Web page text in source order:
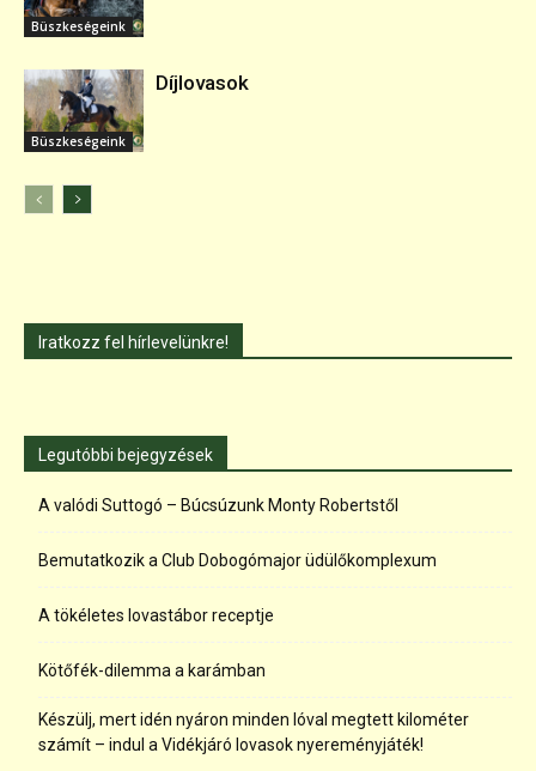
Büszkeségeink
Büszkeségeink
Díjlovasok
Iratkozz fel hírlevelünkre!
Legutóbbi bejegyzések
A valódi Suttogó – Búcsúzunk Monty Robertstől
Bemutatkozik a Club Dobogómajor üdülőkomplexum
A tökéletes lovastábor receptje
Kötőfék-dilemma a karámban
Készülj, mert idén nyáron minden lóval megtett kilométer
számít – indul a Vidékjáró lovasok nyereményjáték!